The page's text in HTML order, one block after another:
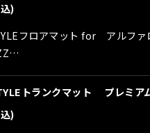
)
フロアマット for アルファ
トランクマット プレミア
)